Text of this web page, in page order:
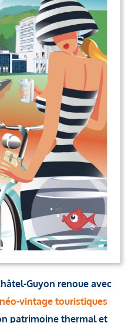
Guyon renoue avec
vintage touristiques
patrimoine thermal et